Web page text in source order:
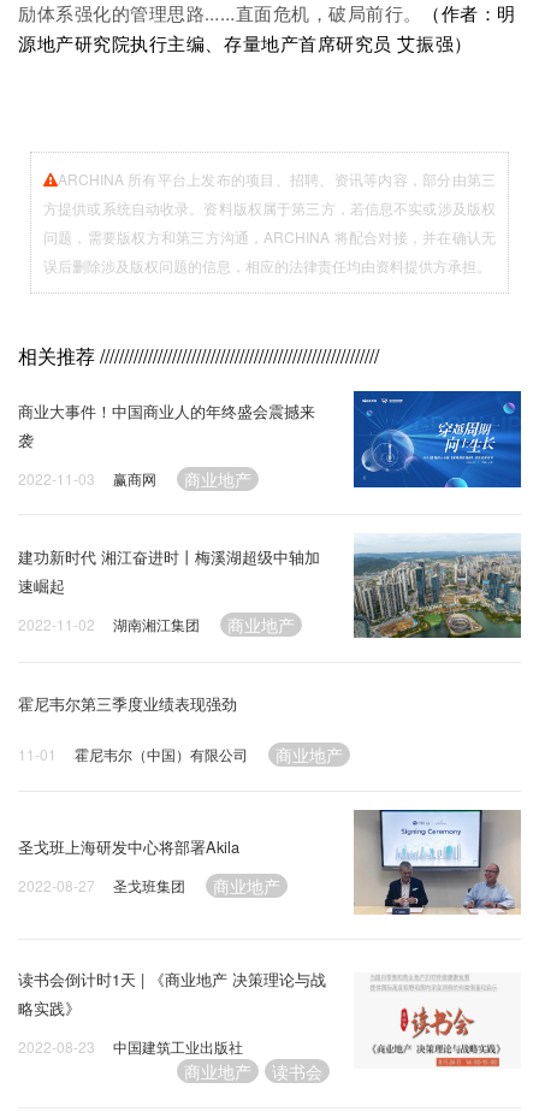
励体系强化的管理思路……直面危机，破局前行。
（作者：明
源地产研究院执行主编、存量地产首席研究员 艾振强）
ARCHINA 所有平台上发布的项目、招聘、资讯等内容，部分由第三
方提供或系统自动收录。资料版权属于第三方，若信息不实或涉及版权
问题，需要版权方和第三方沟通，ARCHINA 将配合对接，并在确认无
误后删除涉及版权问题的信息，相应的法律责任均由资料提供方承担。
相关推荐//////////////////////////////////////////////////////////
商业大事件！中国商业人的年终盛会震撼来
袭
2022-11-03 赢商网 商业地产
建功新时代 湘江奋进时丨梅溪湖超级中轴加
速崛起
2022-11-02 湖南湘江集团 商业地产
霍尼韦尔第三季度业绩表现强劲
11-01 霍尼韦尔（中国）有限公司 商业地产
圣戈班上海研发中心将部署Akila
2022-08-27 圣戈班集团 商业地产
读书会倒计时1天 | 《商业地产 决策理论与战
略实践》
2022-08-23 中国建筑工业出版社
商业地产 读书会